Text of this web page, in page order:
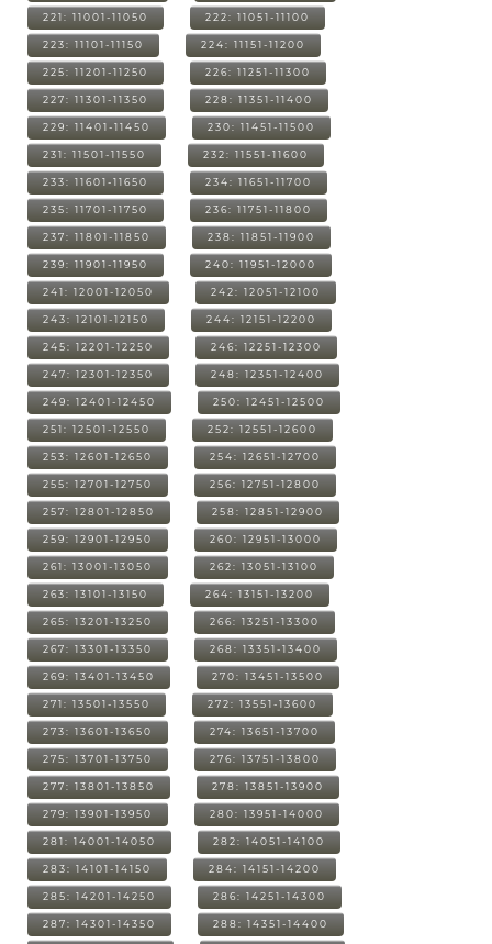
221: 11001-11050 222: 11051-11100
223: 11101-11150 224: 11151-11200
225: 11201-11250 226: 11251-11300
227: 11301-11350 228: 11351-11400
229: 11401-11450 230: 11451-11500
231: 11501-11550 232: 11551-11600
233: 11601-11650 234: 11651-11700
235: 11701-11750 236: 11751-11800
237: 11801-11850 238: 11851-11900
239: 11901-11950 240: 11951-12000
241: 12001-12050 242: 12051-12100
243: 12101-12150 244: 12151-12200
245: 12201-12250 246: 12251-12300
247: 12301-12350 248: 12351-12400
249: 12401-12450 250: 12451-12500
251: 12501-12550 252: 12551-12600
253: 12601-12650 254: 12651-12700
255: 12701-12750 256: 12751-12800
257: 12801-12850 258: 12851-12900
259: 12901-12950 260: 12951-13000
261: 13001-13050 262: 13051-13100
263: 13101-13150 264: 13151-13200
265: 13201-13250 266: 13251-13300
267: 13301-13350 268: 13351-13400
269: 13401-13450 270: 13451-13500
271: 13501-13550 272: 13551-13600
273: 13601-13650 274: 13651-13700
275: 13701-13750 276: 13751-13800
277: 13801-13850 278: 13851-13900
279: 13901-13950 280: 13951-14000
281: 14001-14050 282: 14051-14100
283: 14101-14150 284: 14151-14200
285: 14201-14250 286: 14251-14300
287: 14301-14350 288: 14351-14400